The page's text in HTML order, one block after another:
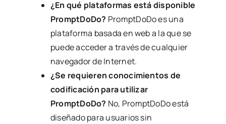
¿En qué plataformas está disponible
PromptDoDo? PromptDoDo es una
plataforma basada en web a la que se
puede acceder a través de cualquier
navegador de Internet.
¿Se requieren conocimientos de
codificación para utilizar
PromptDoDo? No, PromptDoDo está
diseñado para usuarios sin